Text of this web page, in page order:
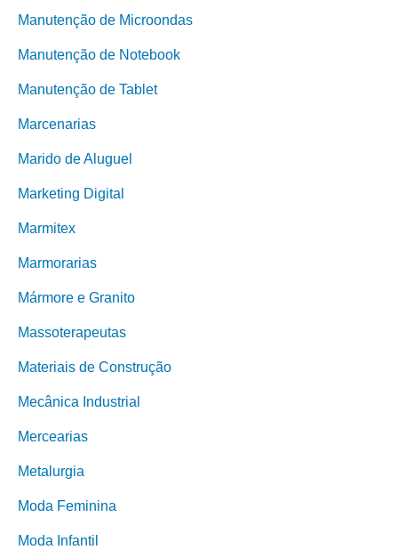
Manutenção de Microondas
Manutenção de Notebook
Manutenção de Tablet
Marcenarias
Marido de Aluguel
Marketing Digital
Marmitex
Marmorarias
Mármore e Granito
Massoterapeutas
Materiais de Construção
Mecânica Industrial
Mercearias
Metalurgia
Moda Feminina
Moda Infantil